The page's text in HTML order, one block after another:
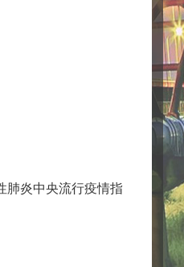
肺炎中央流行疫情指